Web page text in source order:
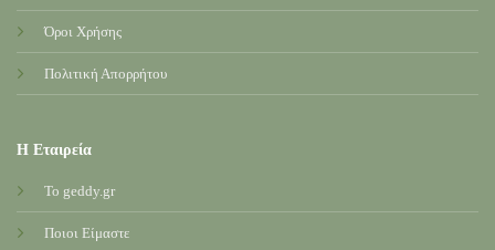
Όροι Χρήσης
Πολιτική Απορρήτου
Η Εταιρεία
Το geddy.gr
Ποιοι Είμαστε